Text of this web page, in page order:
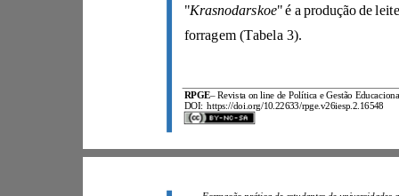
RPGE–
DOI: https://doi.org/10.22633/rpge.v26iesp.2.16548
" Krasnodarskoe